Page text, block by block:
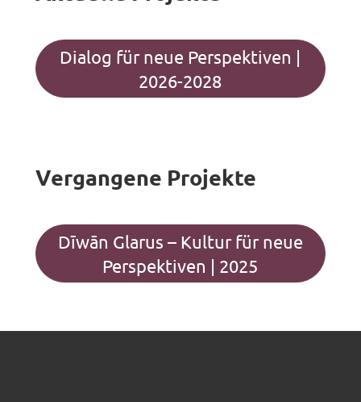
Dialog für neue Perspektiven |
2026-2028
Vergangene Projekte
Dīwān Glarus – Kultur für neue
Perspektiven | 2025